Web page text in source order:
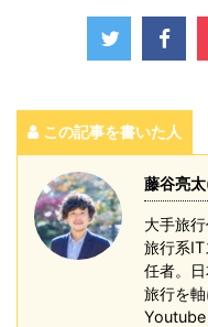
この記事を書いた人
藤谷亮
大手旅
旅行系
任者。
旅行を
Youtube